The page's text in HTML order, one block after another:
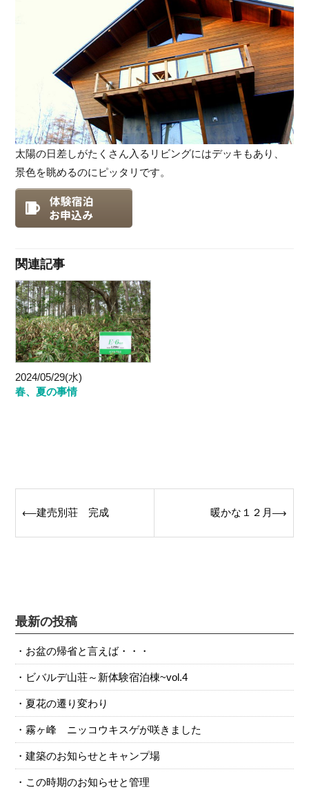
太陽の日差しがたくさん入るリビングにはデッキもあり、
景色を眺めるのにピッタリです。
関連記事
2024/05/29(水)
春、夏の事情
Post
navigation
⟵建売別荘 完成 暖かな１２月⟶
最新の投稿
お盆の帰省と言えば・・・
ビバルデ山荘～新体験宿泊棟~vol.4
夏花の遷り変わり
霧ヶ峰 ニッコウキスゲが咲きました
建築のお知らせとキャンプ場
この時期のお知らせと管理